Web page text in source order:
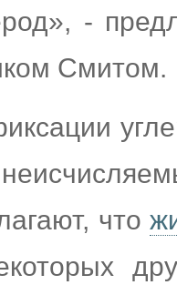
-
Смитом.
что